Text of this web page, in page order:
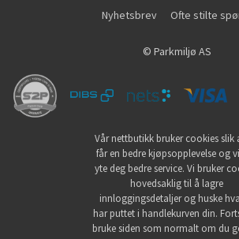
Nyhetsbrev Ofte stilte
© Parkmiljø AS
Vår nettbutikk bruker cookies slik
får en bedre kjøpsopplevelse og
yte deg bedre service. Vi bruker
hovedsaklig til å lagre
innloggingsdetaljer og huske
har puttet i handlekurven din.
bruke siden som normalt om du